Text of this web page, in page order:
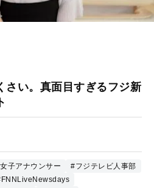
さい。真面目すぎるフジ新
子アナウンサー
#フジテレビ人事部